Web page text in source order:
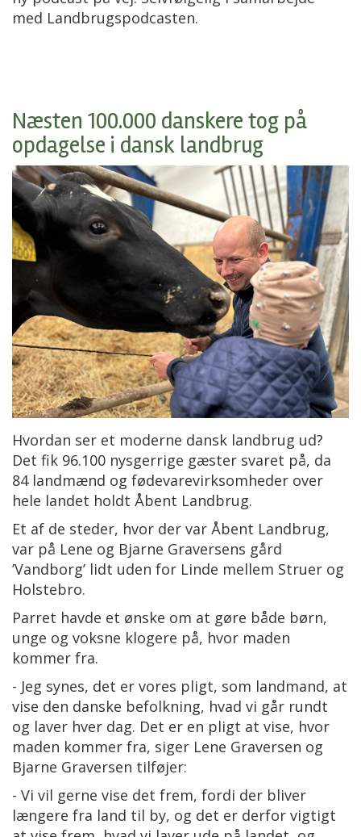
med Landbrugspodcasten.
Næsten 100.000 danskere tog på
opdagelse i dansk landbrug
Hvordan ser et moderne dansk landbrug ud?
Det fik 96.100 nysgerrige gæster svaret på, da
84 landmænd og fødevarevirksomheder over
hele landet holdt Åbent Landbrug.
Et af de steder, hvor der var Åbent Landbrug,
var på Lene og Bjarne Graversens gård
’Vandborg’ lidt uden for Linde mellem Struer og
Holstebro.
Parret havde et ønske om at gøre både børn,
unge og voksne klogere på, hvor maden
kommer fra.
- Jeg synes, det er vores pligt, som landmand, at
vise den danske befolkning, hvad vi går rundt
og laver hver dag. Det er en pligt at vise, hvor
maden kommer fra, siger Lene Graversen og
Bjarne Graversen tilføjer:
- Vi vil gerne vise det frem, fordi der bliver
længere fra land til by, og det er derfor vigtigt